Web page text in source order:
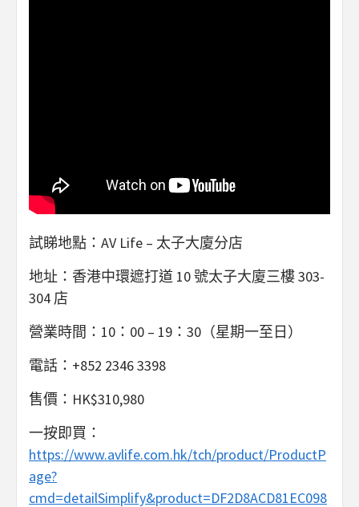
試睇地點：AV Life – 太子大廈分店
地址：香港中環遮打道 10 號太子大廈三樓 303-
304 店
營業時間：10：00 – 19：30（星期一至日）
電話：+852 2346 3398
售價：HK$310,980
一按即買：
https://www.avlife.com.hk/tch/product/ProductP
age?
cmd=detailSimplify&product=DF2D8ACD81EC098